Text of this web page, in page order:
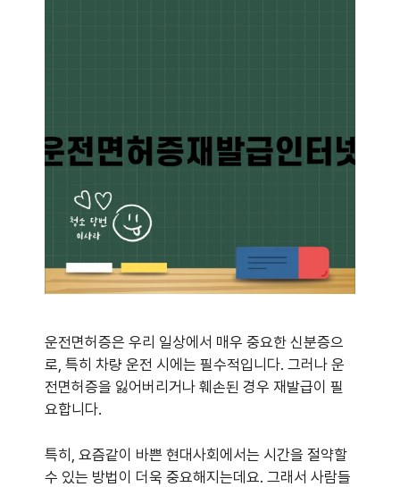
운전면허증은 우리 일상에서 매우 중요한 신분증으
로, 특히 차량 운전 시에는 필수적입니다. 그러나 운
전면허증을 잃어버리거나 훼손된 경우 재발급이 필
요합니다.
특히, 요즘같이 바쁜 현대사회에서는 시간을 절약할
수 있는 방법이 더욱 중요해지는데요. 그래서 사람들